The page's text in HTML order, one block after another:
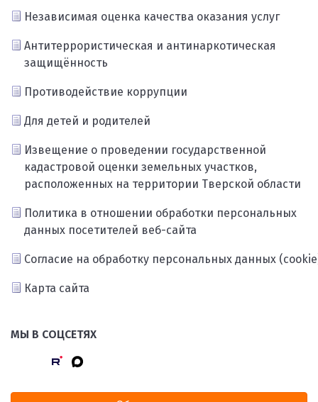
Независимая оценка качества оказания услуг
Антитеррористическая и антинаркотическая
защищённость
Противодействие коррупции
Для детей и родителей
Извещение о проведении государственной
кадастровой оценки земельных участков,
расположенных на территории Тверской области
Политика в отношении обработки персональных
данных посетителей веб-сайта
Согласие на обработку персональных данных
Карта сайта
МЫ В СОЦСЕТЯХ